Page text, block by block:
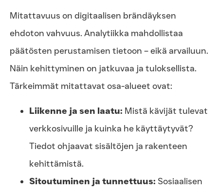
Mitattavuus on digitaalisen brändäyksen
ehdoton vahvuus. Analytiikka mahdollistaa
päätösten perustamisen tietoon – eikä arvailuun.
Näin kehittyminen on jatkuvaa ja tuloksellista.
Tärkeimmät mitattavat osa-alueet ovat:
Liikenne ja sen laatu: Mistä kävijät tulevat
verkkosivuille ja kuinka he käyttäytyvät?
Tiedot ohjaavat sisältöjen ja rakenteen
kehittämistä.
Sitoutuminen ja tunnettuus: Sosiaalisen